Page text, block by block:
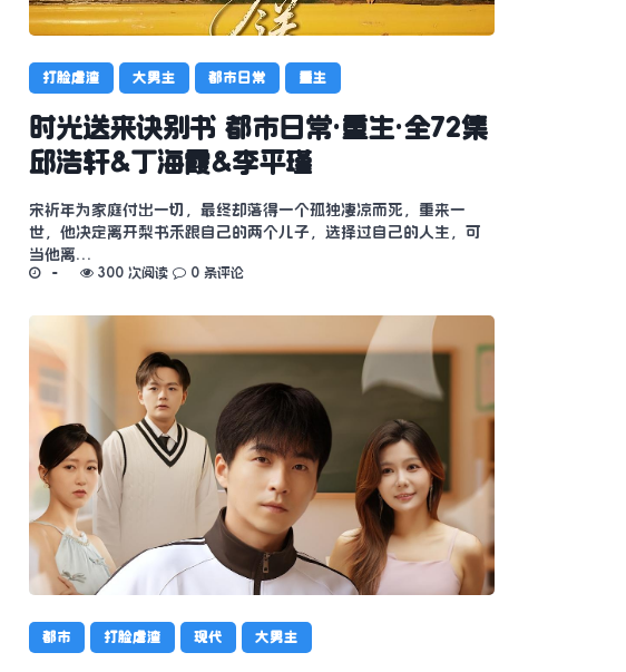
打脸虐渣 大男主 都市日常 重生
时光送来诀别书 都市日常·重生·全72集
邱浩轩&丁海霞&李平瑾
宋祈年为家庭付出一切，最终却落得一个孤独凄凉而死，重来一
世，他决定离开梨书禾跟自己的两个儿子，选择过自己的人生，可
当他离…
300 次阅读 0 条评论
都市 打脸虐渣 现代 大男主